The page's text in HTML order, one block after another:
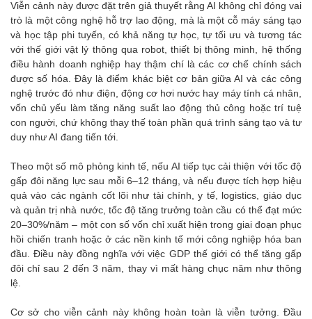
Viễn cảnh này được đặt trên giả thuyết rằng AI không chỉ đóng vai
trò là một công nghệ hỗ trợ lao động, mà là một cỗ máy sáng tạo
và học tập phi tuyến, có khả năng tự học, tự tối ưu và tương tác
với thế giới vật lý thông qua robot, thiết bị thông minh, hệ thống
điều hành doanh nghiệp hay thậm chí là các cơ chế chính sách
được số hóa. Đây là điểm khác biệt cơ bản giữa AI và các công
nghệ trước đó như điện, động cơ hơi nước hay máy tính cá nhân,
vốn chủ yếu làm tăng năng suất lao động thủ công hoặc trí tuệ
con người, chứ không thay thế toàn phần quá trình sáng tạo và tư
duy như AI đang tiến tới.
Theo một số mô phỏng kinh tế, nếu AI tiếp tục cải thiện với tốc độ
gấp đôi năng lực sau mỗi 6–12 tháng, và nếu được tích hợp hiệu
quả vào các ngành cốt lõi như tài chính, y tế, logistics, giáo dục
và quản trị nhà nước, tốc độ tăng trưởng toàn cầu có thể đạt mức
20–30%/năm – một con số vốn chỉ xuất hiện trong giai đoạn phục
hồi chiến tranh hoặc ở các nền kinh tế mới công nghiệp hóa ban
đầu. Điều này đồng nghĩa với việc GDP thế giới có thể tăng gấp
đôi chỉ sau 2 đến 3 năm, thay vì mất hàng chục năm như thông
lệ.
Cơ sở cho viễn cảnh này không hoàn toàn là viễn tưởng. Đầu